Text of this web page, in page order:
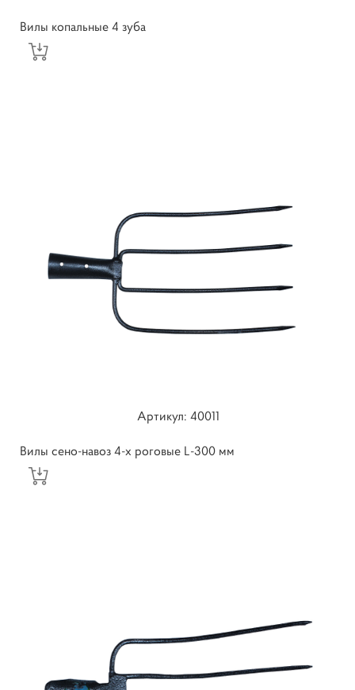
Вилы копальные 4 зуба
Артикул: 40011
Вилы сено-навоз 4-х роговые L-300 мм